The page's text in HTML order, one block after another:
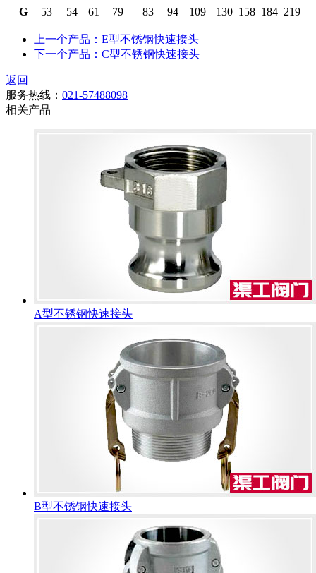
G
53 54 61 79 83 94 109 130 158 184 219
上一个产品：E型不锈钢快速接头
下一个产品：C型不锈钢快速接头
返回
服务热线： 021-57488098
相关产品
A型不锈钢快速接头
B型不锈钢快速接头